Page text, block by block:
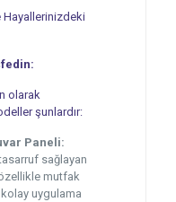
Hayallerinizdeki
olarak
şunlardır:
Paneli:
sağlayan
mutfak
uygulama